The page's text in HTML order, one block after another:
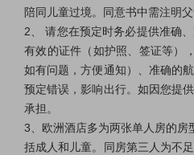
陪同儿童过境。同意书中需注明
2、 请您在预定时务必提供准确
有效的证件（如护照、签证等）
如有问题，方便通知）、准确的
预定错误，影响出行。如因您提
承担。
3、欧洲酒店多为两张单人房的
括成人和儿童。同房第三人为不